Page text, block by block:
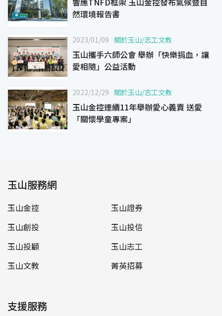
然環境報告書
2023/01/09 關於玉山/志工文教
玉山攜手六師公會 舉辦「快樂捐血，讓
愛相隨」公益活動
2022/12/29 關於玉山/志工文教
玉山金控連續11年舉辦愛心義賣 送愛
「關懷學童專案」
玉山服務網
玉山金控
玉山證券
玉山創投
玉山投信
玉山投顧
玉山志工
玉山文教
菁英招募
支援服務